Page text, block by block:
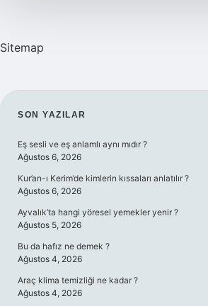
Sitemap
SIDEBAR
SON YAZILAR
Eş sesli ve eş anlamlı aynı mıdır ?
Ağustos 6, 2026
Kur’an-ı Kerim’de kimlerin kıssaları anlatılır ?
Ağustos 6, 2026
Ayvalık’ta hangi yöresel yemekler yenir ?
Ağustos 5, 2026
Bu da hafız ne demek ?
Ağustos 4, 2026
Araç klima temizliği ne kadar ?
Ağustos 4, 2026